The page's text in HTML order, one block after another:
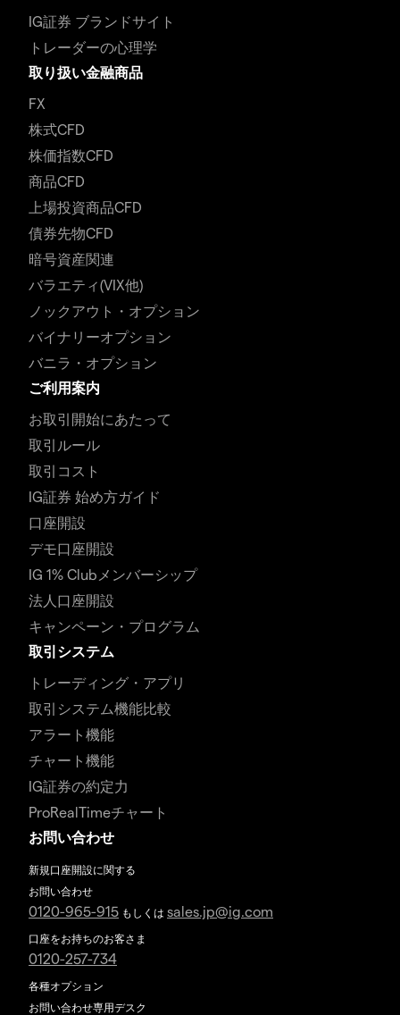
IG証券 ブランドサイト
トレーダーの心理学
取り扱い金融商品
FX
株式CFD
株価指数CFD
商品CFD
上場投資商品CFD
債券先物CFD
暗号資産関連
バラエティ(VIX他)
ノックアウト・オプション
バイナリーオプション
バニラ・オプション
ご利用案内
お取引開始にあたって
取引ルール
取引コスト
IG証券 始め方ガイド
口座開設
デモ口座開設
IG 1% Clubメンバーシップ
法人口座開設
キャンペーン・プログラム
取引システム
トレーディング・アプリ
取引システム機能比較
アラート機能
チャート機能
IG証券の約定力
ProRealTimeチャート
お問い合わせ
新規口座開設に関する
お問い合わせ
0120-965-915 もしくは sales.jp@ig.com
口座をお持ちのお客さま
0120-257-734
各種オプション
お問い合わせ専用デスク